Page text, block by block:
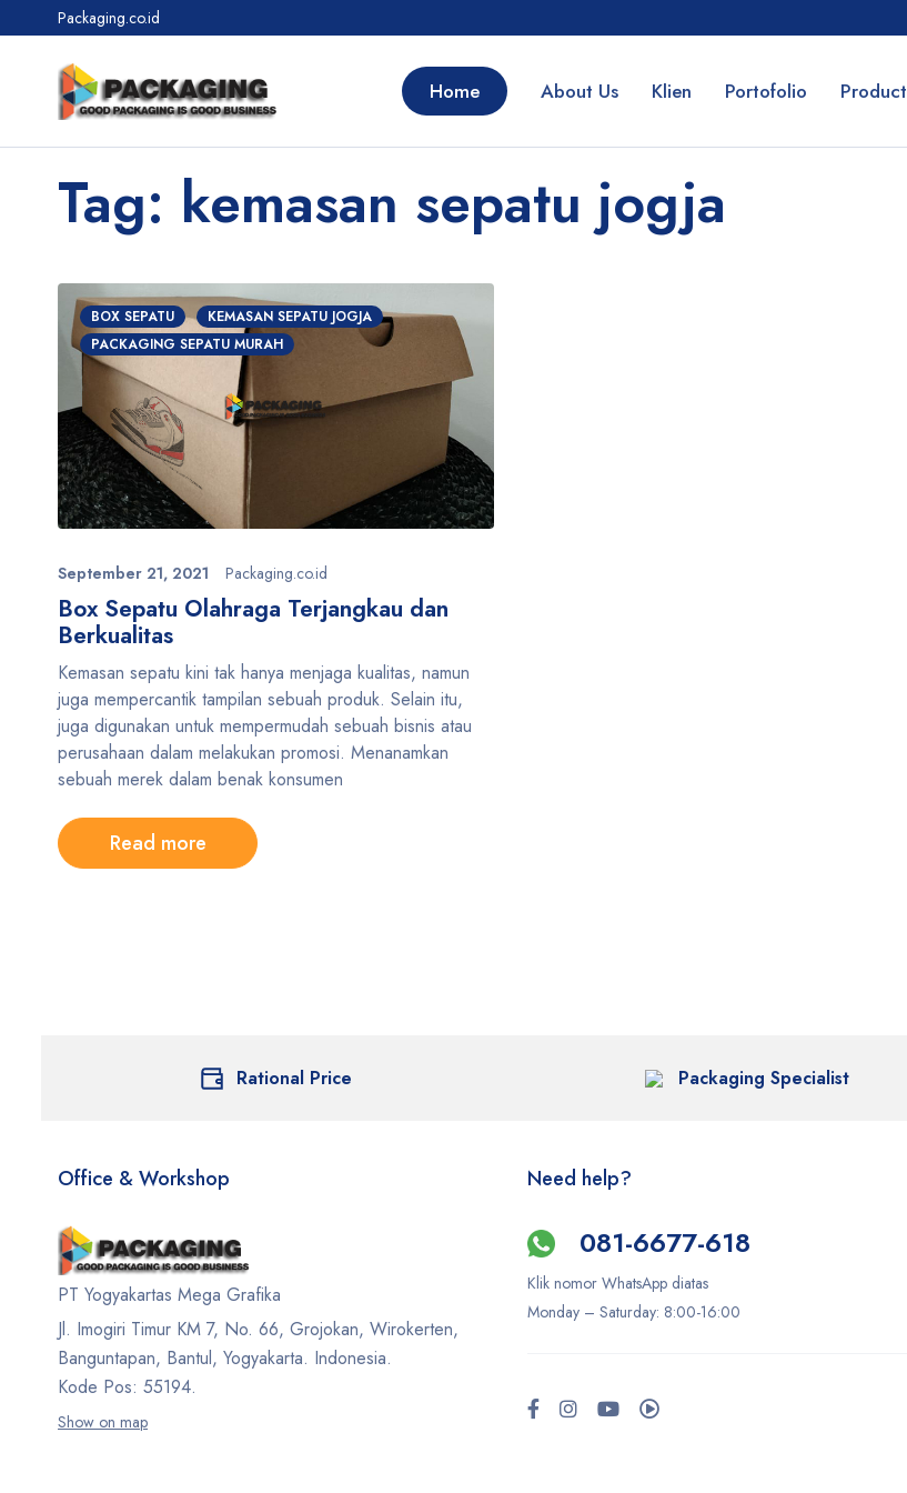
Packaging.co.id
Home About Us Klien Portofolio Product
Tag: kemasan sepatu jogja
BOX SEPATU
KEMASAN SEPATU JOGJA
PACKAGING SEPATU MURAH
September 21, 2021 Packaging.co.id
Box Sepatu Olahraga Terjangkau dan
Berkualitas
Kemasan sepatu kini tak hanya menjaga kualitas, namun
juga mempercantik tampilan sebuah produk. Selain itu,
juga digunakan untuk mempermudah sebuah bisnis atau
perusahaan dalam melakukan promosi. Menanamkan
sebuah merek dalam benak konsumen
Read more
Rational Price Packaging Specialist
Office & Workshop
PT Yogyakartas Mega Grafika
Jl. Imogiri Timur KM 7, No. 66, Grojokan, Wirokerten,
Banguntapan, Bantul, Yogyakarta. Indonesia.
Kode Pos: 55194.
Show on map
Need help?
081-6677-618
Klik nomor WhatsApp diatas
Monday –Saturday: 8:00-16:00